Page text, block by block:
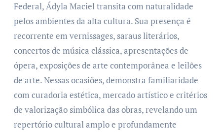
Federal, Ádyla Maciel transita com naturalidade
pelos ambientes da alta cultura. Sua presença é
recorrente em vernissages, saraus literários,
concertos de música clássica, apresentações de
ópera, exposições de arte contemporânea e leilões
de arte. Nessas ocasiões, demonstra familiaridade
com curadoria estética, mercado artístico e critérios
de valorização simbólica das obras, revelando um
repertório cultural amplo e profundamente